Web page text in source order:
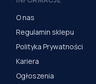
O nas
Regulamin sklepu
Polityka Prywatności
Kariera
Ogłoszenia